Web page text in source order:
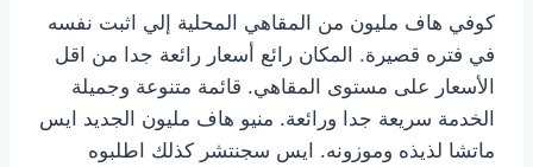
كوفي هاف مليون من المقاهي المحلية إلي اثبت نفسه
في فتره قصيرة. المكان رائع أسعار رائعة جدا من اقل
الأسعار على مستوى المقاهي. قائمة متنوعة وجميلة
الخدمة سريعة جدا ورائعة. منيو هاف مليون الجديد ايس
ماتشا لذيذه وموزونه. ايس سجنتشر كذلك اطلبوه